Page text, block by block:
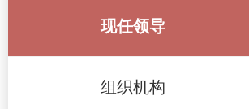
现任领导
组织机构